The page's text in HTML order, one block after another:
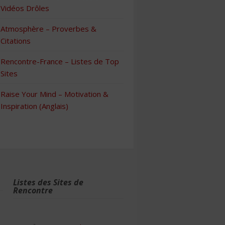
Vidéos Drôles
Atmosphère – Proverbes &
Citations
Rencontre-France – Listes de Top
Sites
Raise Your Mind – Motivation &
Inspiration (Anglais)
Listes des Sites de
Rencontre